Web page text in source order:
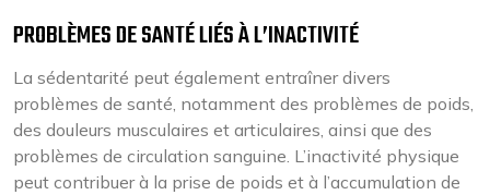
PROBLÈMES DE SANTÉ LIÉS À L’INACTIVITÉ
La sédentarité peut également entraîner divers
problèmes de santé, notamment des problèmes de poids,
des douleurs musculaires et articulaires, ainsi que des
problèmes de circulation sanguine. L’inactivité physique
peut contribuer à la prise de poids et à l’accumulation de